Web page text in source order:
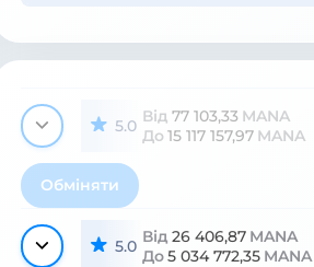
5.0 Від 77 103,33 MANA
До 15 117 157,97 MANA
Обміняти
5.0 Від 26 406,87 MANA
До5 034 772,35 MANA